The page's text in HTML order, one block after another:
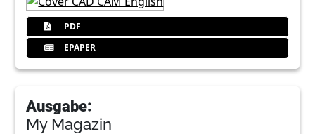
PDF
EPAPER
Ausgabe:
My Magazin